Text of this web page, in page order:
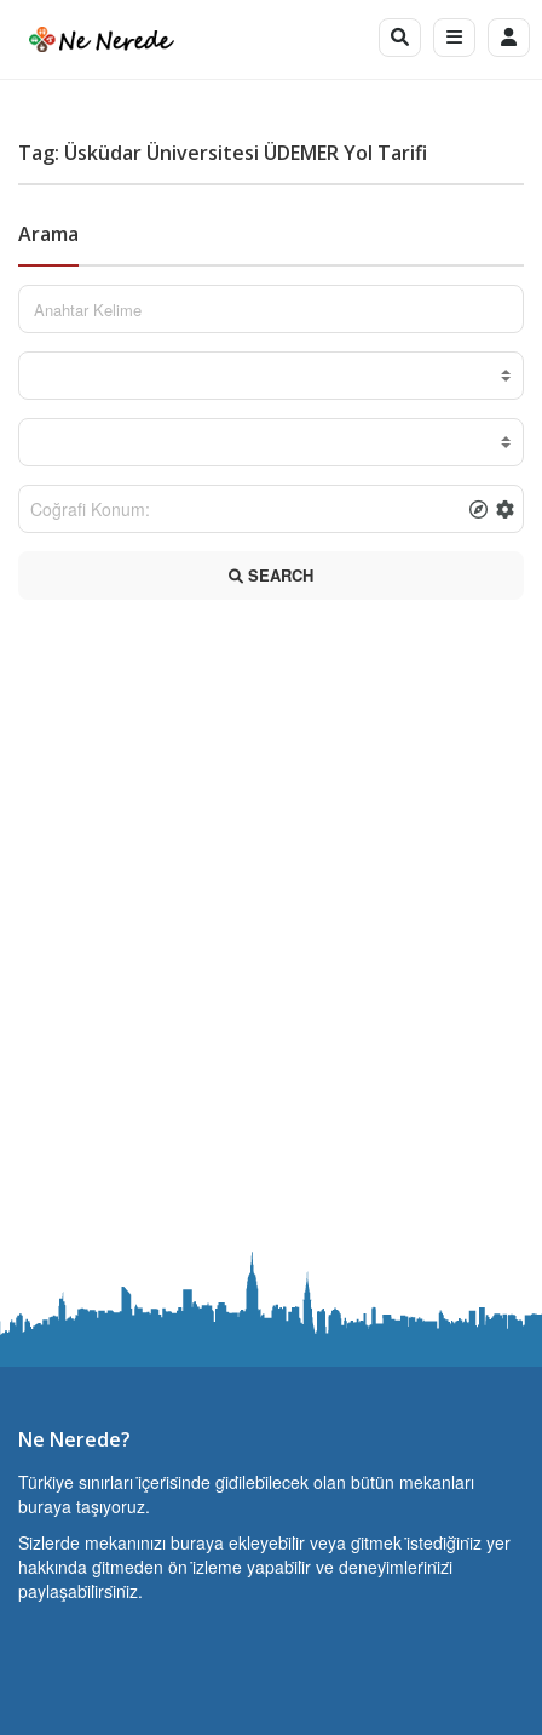
Tag: Üsküdar Üniversitesi ÜDEMER Yol Tarifi
Arama
SEARCH
Ne Nerede?
Türki̇ye sınırları i̇çeri̇si̇nde gi̇di̇lebi̇lecek olan bütün mekanları
buraya taşıyoruz.
Si̇zlerde mekanınızı buraya ekleyebi̇li̇r veya gi̇tmek i̇stedi̇ği̇ni̇z yer
hakkında gi̇tmeden ön i̇zleme yapabi̇li̇r ve deneyi̇mleri̇ni̇zi̇
paylaşabi̇li̇rsi̇ni̇z.